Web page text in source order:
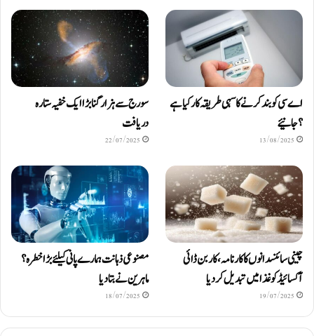
اے سی کو بند کرنے کا سہی طریقہ کار کیا ہے
؟ جانیئے
13/08/2025
سورج سے ہزار گنا بڑا ایک خفیہ ستارہ
دریافت
22/07/2025
چینی سائنسدانوں کا کارنامہ، کاربن ڈائی
آکسائیڈ کو غذا میں تبدیل کردیا
19/07/2025
مصنوعی ذہانت ہمارے پانی کیلئے بڑا خطرہ؟
ماہرین نے بتا دیا
18/07/2025